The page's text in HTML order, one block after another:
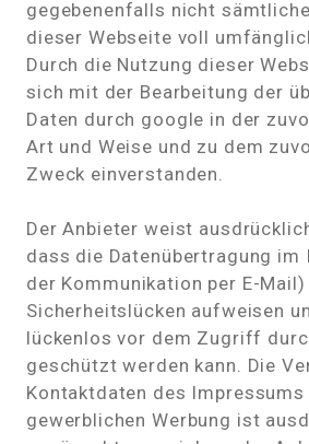
gegebenenfalls nicht
dieser Webseite voll
Durch die Nutzung dieser
sich mit der Bearbeitung der
Daten durch google in der
Art und Weise und zu dem
Zweck einverstanden.
Der Anbieter weist
dass die Datenübertragung im
der Kommunikation per E-Mail)
Sicherheitslücken aufweisen
lückenlos vor dem Zugriff
geschützt werden kann. Die
Kontaktdaten des Impressums
gewerblichen Werbung ist